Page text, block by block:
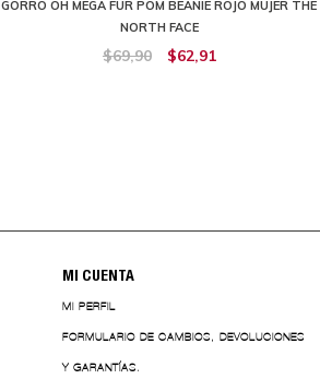
GORRO OH MEGA FUR POM BEANIE ROJO MUJER THE
NORTH FACE
$69,90 $62,91
MI CUENTA
MI PERFIL
FORMULARIO DE CAMBIOS, DEVOLUCIONES
Y GARANTÍAS.